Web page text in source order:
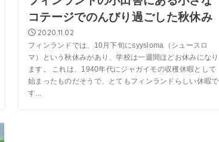
コテージでのんびり過ごした秋休み
2020.11.02
フィンランドでは、10月下旬にsyysloma（シュースロ
マ）という秋休みがあり、学校は一週間ほどお休みになり
ます。 これは、1940年代にジャガイモの収穫休暇として
始まったものだそうで、とてもフィンランドらしい休暇で
す...